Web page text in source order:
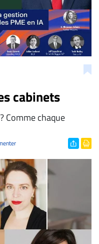
cabinets
Comme chaque